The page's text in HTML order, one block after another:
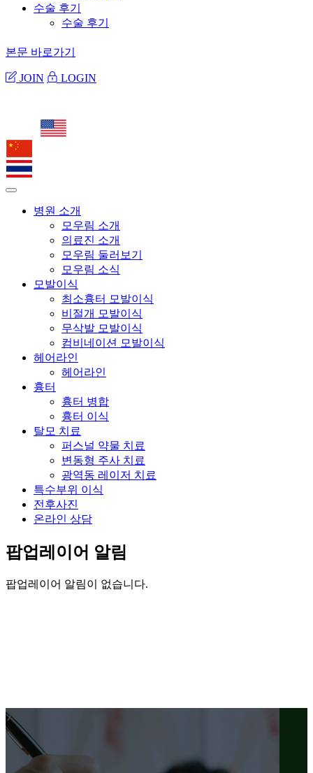
수술 후기
수술 후기
본문 바로가기
JOIN LOGIN
병원 소개
모우림 소개
의료진 소개
모우림 둘러보기
모우림 소식
모발이식
최소흉터 모발이식
비절개 모발이식
무삭발 모발이식
컴비네이션 모발이식
헤어라인
헤어라인
흉터
흉터 병합
흉터 이식
탈모 치료
퍼스널 약물 치료
변동형 주사 치료
광역동 레이저 치료
특수부위 이식
전후사진
온라인 상담
팝업레이어 알림
팝업레이어 알림이 없습니다.